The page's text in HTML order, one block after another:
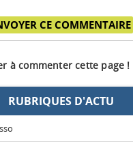
à commenter cette page !
RUBRIQUES D'ACTU